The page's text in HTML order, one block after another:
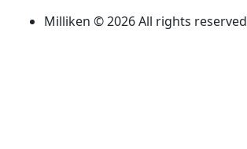
Milliken © 2026 All rights reserved